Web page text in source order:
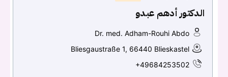
الدكتور أدهم عبدو
Dr. med. Adham-Rouhi Abdo
Bliesgaustraße 1, 66440 Blieskastel
+49684253502